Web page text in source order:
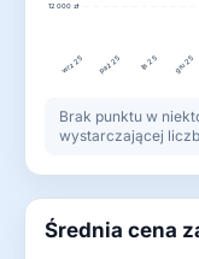
12 000 zł
wrz 25 paź 25 lis 25 gru 25
Brak punktu w
wystarczającej
Średnia cena